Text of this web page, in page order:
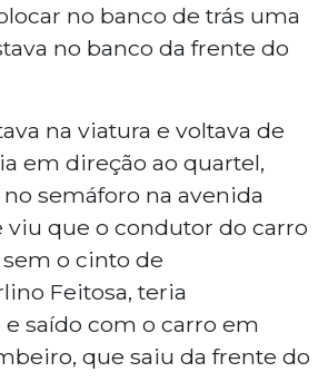
no banco de trás uma
no banco da frente do
na viatura e voltava de
em direção ao quartel,
semáforo na avenida
viu que o condutor do carro
o cinto de
Feitosa, teria
saído com o carro em
que saiu da frente do